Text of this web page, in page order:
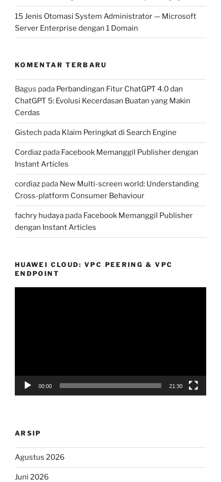
15 Jenis Otomasi System Administrator — Microsoft
Server Enterprise dengan 1 Domain
KOMENTAR TERBARU
Bagus pada Perbandingan Fitur ChatGPT 4.0 dan
ChatGPT 5: Evolusi Kecerdasan Buatan yang Makin
Cerdas
Gistech pada Klaim Peringkat di Search Engine
Cordiaz pada Facebook Memanggil Publisher dengan
Instant Articles
cordiaz pada New Multi-screen world: Understanding
Cross-platform Consumer Behaviour
fachry hudaya pada Facebook Memanggil Publisher
dengan Instant Articles
HUAWEI CLOUD: VPC PEERING & VPC
ENDPOINT
00:00 21:30
ARSIP
Agustus 2026
Juni 2026